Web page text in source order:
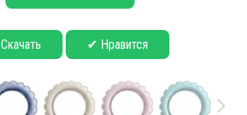
✔ Нравится